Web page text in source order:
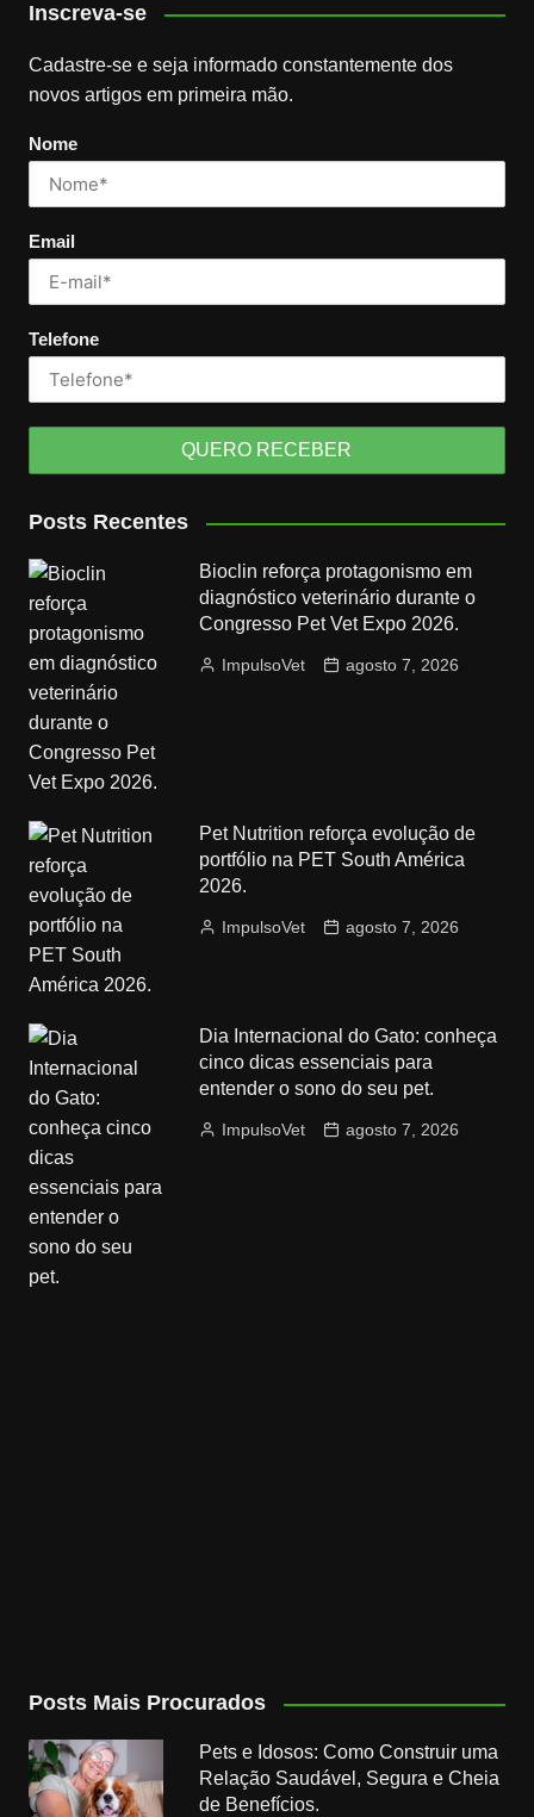
Inscreva-se
Cadastre-se e seja informado constantemente dos
novos artigos em primeira mão.
Nome
Email
Telefone
Posts Recentes
Bioclin reforça protagonismo em
diagnóstico veterinário durante o
Congresso Pet Vet Expo 2026.
ImpulsoVet agosto 7, 2026
Pet Nutrition reforça evolução de
portfólio na PET South América
2026.
ImpulsoVet agosto 7, 2026
Dia Internacional do Gato: conheça
cinco dicas essenciais para
entender o sono do seu pet.
ImpulsoVet agosto 7, 2026
Posts Mais Procurados
Pets e Idosos: Como Construir uma
Relação Saudável, Segura e Cheia
de Benefícios.